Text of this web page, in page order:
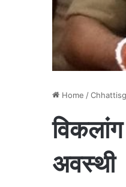
Home /
अवस्थी